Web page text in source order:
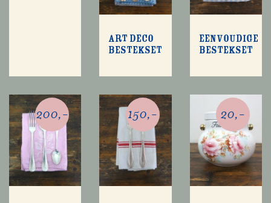
Art deco
bestekset
Eenvoudige
bestekset
200,- 150,- 20,-